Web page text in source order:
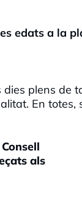
edats a la
dies plens de
En totes,
als